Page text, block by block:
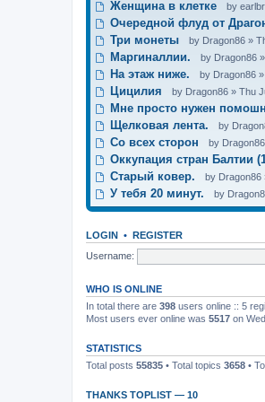
Женщина в клетке by
Очередной флуд от
Три монеты by Dragon86»
Маргиналлии. by Dragon86»
На этаж ниже. by Dragon86»
Цицилия by Dragon86» Thu
Мне просто нужен
Щелковая лента. by
Со всех сторон by Dragon86
Оккупация стран Балтии
Старый ковер. by Dragon86
У тебя 20 минут. by
LOGIN • REGISTER
Username:
WHO IS ONLINE
In total there are 398 users online :: 5
Most users ever online was 5517 on
STATISTICS
Total posts 55835 • Total topics 3658 •
THANKS TOPLIST — 10